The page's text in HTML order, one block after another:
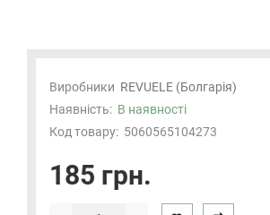
Виробники REVUELE (Болгарія)
Наявність: В наявності
Код товару: 5060565104273
185 грн.